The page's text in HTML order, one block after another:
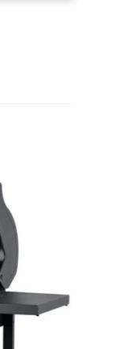
certainement
complets :